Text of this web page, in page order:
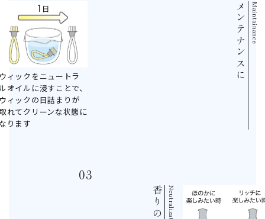
Maintainance
メンテナンスに
ィックをニュートラ
オイルに浸すことで、
ィックの目詰まりが
れてクリーンな状態に
ります
Neutralization